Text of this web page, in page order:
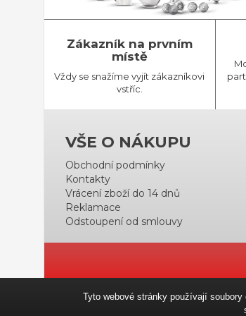
Zákazník na prvním
místě
Vždy se snažíme vyjít zákazníkovi
vstříc.
VŠE O NÁKUPU
Obchodní podmínky
Kontakty
Vrácení zboží do 14 dnů
Reklamace
Odstoupení od smlouvy
Tyto webové stránky používají